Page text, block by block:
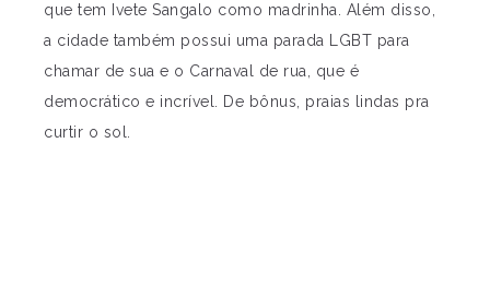
que tem Ivete Sangalo como madrinha. Além disso,
a cidade também possui uma parada LGBT para
chamar de sua e o Carnaval de rua, que é
democrático e incrível. De bônus, praias lindas pra
curtir o sol.